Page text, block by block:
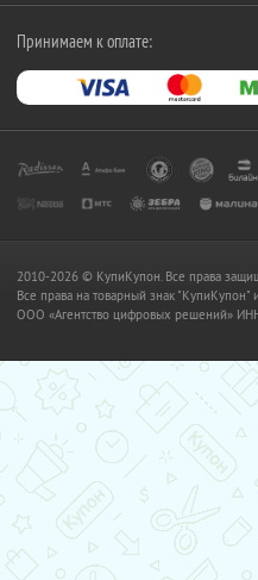
Принимаем к оплате:
2010-2026 © КупиКупон. Все права
Все права на товарный знак
OOO «Агентство цифровых решений»